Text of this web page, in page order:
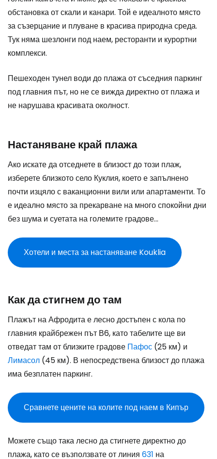
обстановка от скали и канари. Той е идеалното място
за съзерцание и плуване в красива природна среда.
Тук няма шезлонги под наем, ресторанти и курортни
комплекси.
Пешеходен тунел води до плажа от съседния паркинг
под главния път, но не се вижда директно от плажа и
не нарушава красивата околност.
Настаняване край плажа
Ако искате да отседнете в близост до този плаж,
изберете близкото село Куклия, което е запълнено
почти изцяло с ваканционни вили или апартаменти. То
е идеално място за прекарване на много спокойни дни
без шума и суетата на големите градове...
Хотели и места за настаняване Kouklia
Как да стигнем до там
Плажът на Афродита е лесно достъпен с кола по
главния крайбрежен път В6, като табелите ще ви
отведат там от близките градове Пафос (25 км) и
Лимасол (45 км). В непосредствена близост до плажа
има безплатен паркинг.
Сравнете цените на колите под наем в Кипър
Можете също така лесно да стигнете директно до
плажа, като се възползвате от линия 631 на